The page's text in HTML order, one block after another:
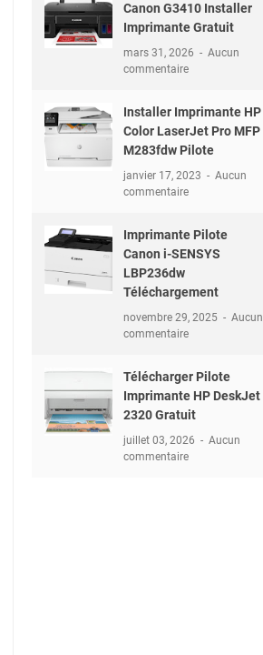
Canon G3410 Installer
Imprimante Gratuit
mars 31, 2026
Aucun
commentaire
Installer Imprimante HP
Color LaserJet Pro MFP
M283fdw Pilote
janvier 17, 2023
Aucun
commentaire
Imprimante Pilote
Canon i-SENSYS
LBP236dw
Téléchargement
novembre 29, 2025
Aucun
commentaire
Télécharger Pilote
Imprimante HP DeskJet
2320 Gratuit
juillet 03, 2026
Aucun
commentaire